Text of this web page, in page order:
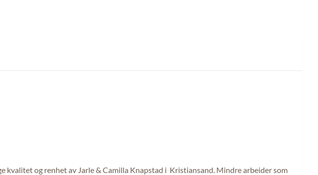
og renhet av Jarle & Camilla Knapstad i Kristiansand. Mindre arbeider som